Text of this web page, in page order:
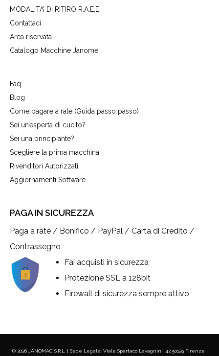
MODALITA’ DI RITIRO R.A.E.E
Contattaci
Area riservata
Catalogo Macchine Janome
Faq
Blog
Come pagare a rate (Guida passo passo)
Sei un’esperta di cucito?
Sei una principiante?
Scegliere la prima macchina
Rivenditori Autorizzati
Aggiornamenti Software
PAGA IN SICUREZZA
Paga a rate / Bonifico / PayPal / Carta di Credito /
Contrassegno
Fai acquisti in sicurezza
Protezione SSL a 128bit
Firewall di sicurezza sempre attivo
© 2026 JANOMAC S.R.L. | Sede Legale: Viale Spartaco Lavagnini, 42 50129 Firenze |